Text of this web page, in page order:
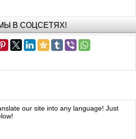
В СОЦСЕТЯХ!
our site into any language! Just